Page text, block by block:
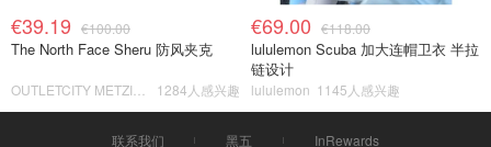
€39.19 €100.00
The North Face Sheru 防风夹克
1284人感兴趣
€69.00 €118.00
lululemon Scuba 加大连帽卫衣 半拉
链设计
lululemon 1145人感兴趣
联系我们 黑五 InRewards